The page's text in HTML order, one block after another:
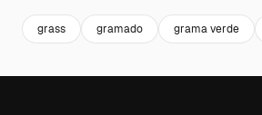
grass gramado grama verde